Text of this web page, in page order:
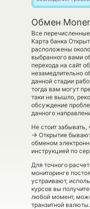
Обмен
Все
Карта банка
расположены
выбранного вами
перехода на сайт
незамедлительно
данной стадии
тогда вам могут
таки не вышло,
обсуждение
данного
Не стоит
→ Открытие
обменом
инструкцией по
Для точного
мониторинге
устраивают,
курсов вы
любой момент,
транзитной валюты.